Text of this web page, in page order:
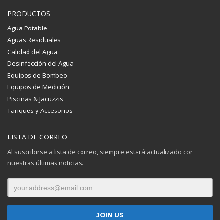
PRODUCTOS
Agua Potable
Aguas Residuales
Calidad del Agua
Desinfección del Agua
Equipos de Bombeo
Equipos de Medición
Piscinas & Jacuzzis
Tanques y Accesorios
LISTA DE CORREO
Al suscribirse a lista de correo, siempre estará actualizado con
nuestras últimas noticias.